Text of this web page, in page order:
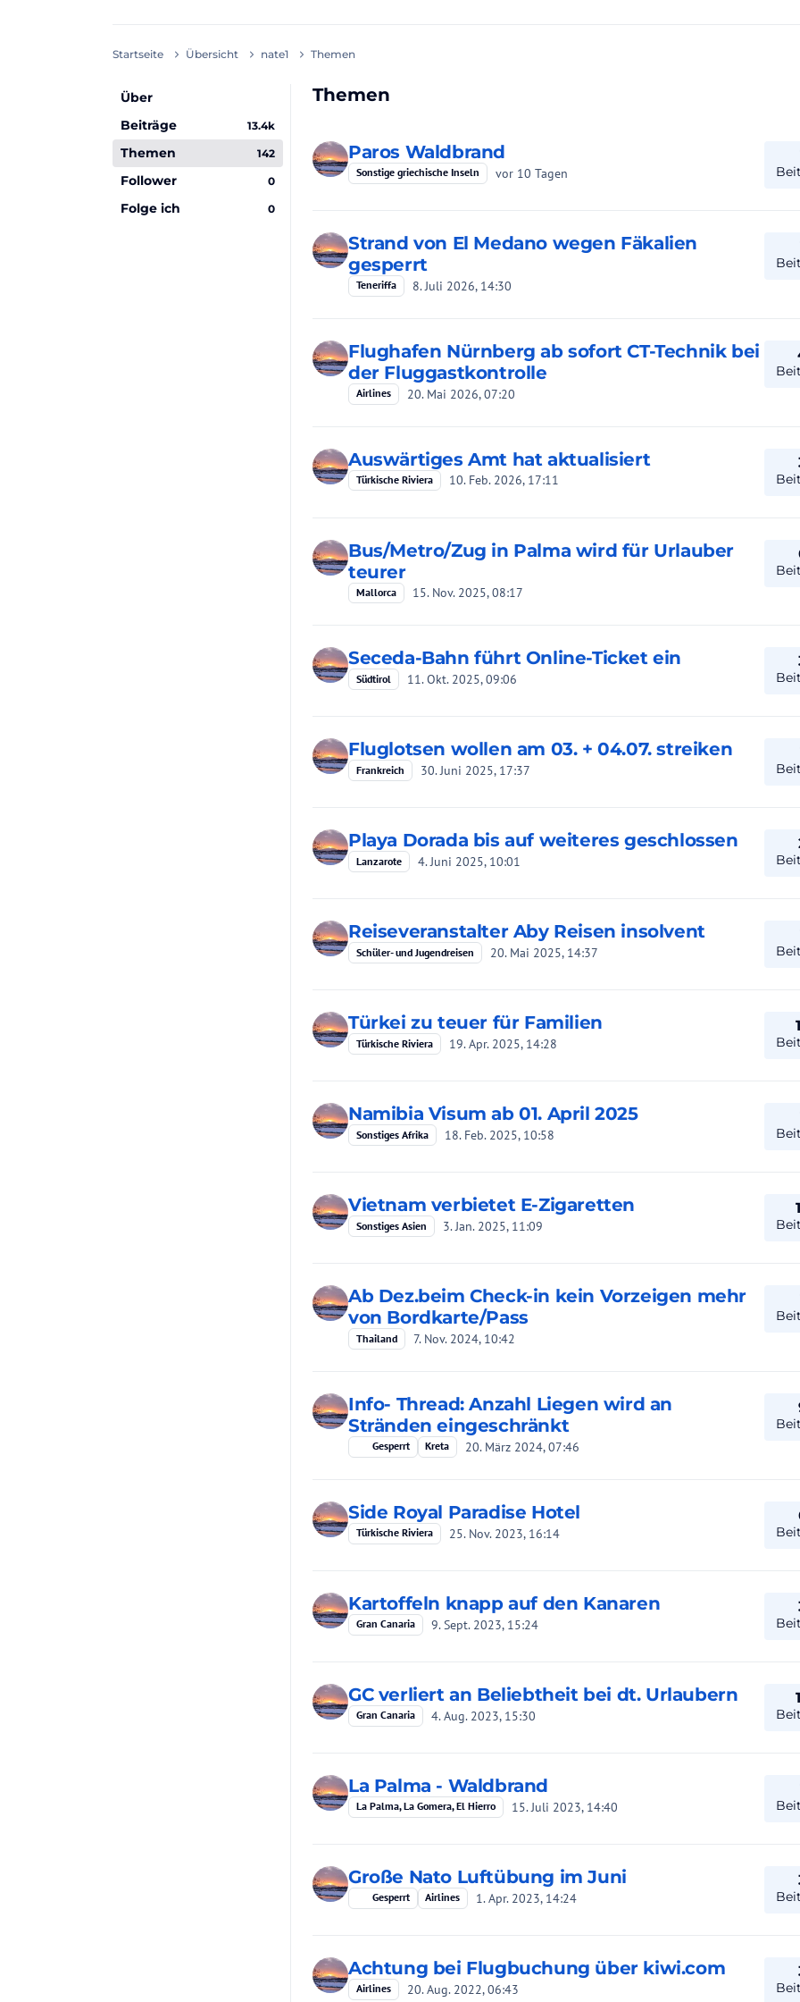
Startseite Übersicht nate1 Themen
Über
Beiträge
13.4k
Themen 142
Follower 0
Folge ich 0
Themen
Paros Waldbrand
Sonstige griechische Inseln vor 10 Tagen
Strand von El Medano wegen Fäkalien
gesperrt
Teneriffa 8. Juli 2026, 14:30
Flughafen Nürnberg ab sofort CT-Technik bei
der Fluggastkontrolle
Airlines 20. Mai 2026, 07:20
Auswärtiges Amt hat aktualisiert
Türkische Riviera 10. Feb. 2026, 17:11
Bus/Metro/Zug in Palma wird für Urlauber
teurer
Mallorca 15. Nov. 2025, 08:17
Seceda-Bahn führt Online-Ticket ein
Südtirol 11. Okt. 2025, 09:06
Fluglotsen wollen am 03. + 04.07. streiken
Frankreich 30. Juni 2025, 17:37
Playa Dorada bis auf weiteres geschlossen
Lanzarote 4. Juni 2025, 10:01
Reiseveranstalter Aby Reisen insolvent
Schüler- und Jugendreisen 20. Mai 2025, 14:37
Türkei zu teuer für Familien
Türkische Riviera 19. Apr. 2025, 14:28
Namibia Visum ab 01. April 2025
Sonstiges Afrika 18. Feb. 2025, 10:58
Vietnam verbietet E-Zigaretten
Sonstiges Asien 3. Jan. 2025, 11:09
Ab Dez.beim Check-in kein Vorzeigen mehr
von Bordkarte/Pass
Thailand 7. Nov. 2024, 10:42
Info- Thread: Anzahl Liegen wird an
Stränden eingeschränkt
Gesperrt Kreta 20. März 2024, 07:46
Side Royal Paradise Hotel
Türkische Riviera 25. Nov. 2023, 16:14
Kartoffeln knapp auf den Kanaren
Gran Canaria 9. Sept. 2023, 15:24
GC verliert an Beliebtheit bei dt. Urlaubern
Gran Canaria 4. Aug. 2023, 15:30
La Palma - Waldbrand
La Palma, La Gomera, El Hierro 15. Juli 2023, 14:40
Große Nato Luftübung im Juni
Gesperrt Airlines 1. Apr. 2023, 14:24
Achtung bei Flugbuchung über kiwi.com
Airlines 20. Aug. 2022, 06:43